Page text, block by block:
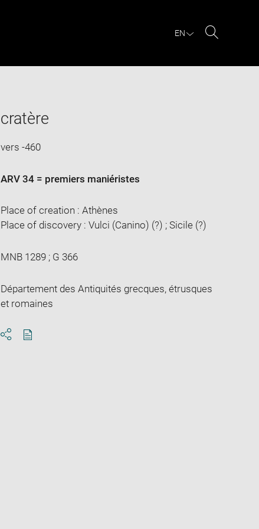
EN
cratère
vers -460
ARV 34 = premiers maniéristes
Place of creation : Athènes
Place of discovery : Vulci (Canino) (?) ; Sicile (?)
MNB 1289 ; G 366
Département des Antiquités grecques, étrusques
et romaines